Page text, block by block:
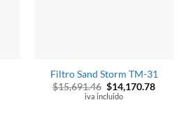
Filtro Sand Storm TM-31
$15,691.46 El
precio
$14,170.78El
iva incluido